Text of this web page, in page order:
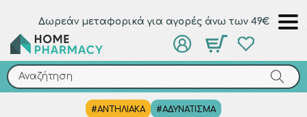
Δωρεάν μεταφορικά για αγορές άνω των 49€
Αναζήτηση
#ΑΝΤΗΛΙΑΚΑ #ΑΔΥΝΑΤΙΣΜΑ
Αναζήτηση